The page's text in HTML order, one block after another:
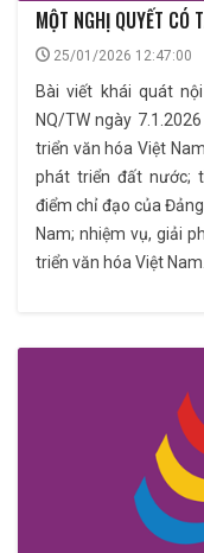
MỘT NGHỊ QUYẾT CÓ
25/01/2026 12:47:00
Bài viết khái quát
NQ/TW ngày
triển văn hóa Việt
phát triển đất nước;
điểm chỉ đạo của
Nam; nhiệm vụ, giải
triển văn hóa Việt Nam.